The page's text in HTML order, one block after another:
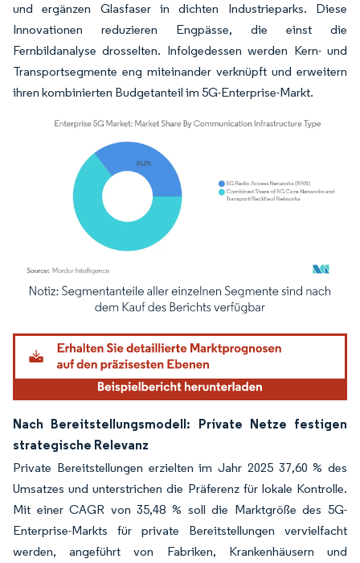
und ergänzen Glasfaser in dichten Industrieparks. Diese
Innovationen reduzieren Engpässe, die einst die
Fernbildanalyse drosselten. Infolgedessen werden Kern- und
Transportsegmente eng miteinander verknüpft und erweitern
ihren kombinierten Budgetanteil im 5G-Enterprise-Markt.
Bild © Mordor Intelligence. Wiederverwendung erfordert Namensnennung
Nach Bereitstellungsmodell: Private Netze festigen
strategische Relevanz
Private Bereitstellungen erzielten im Jahr 2025 37,60 % des
Umsatzes und unterstrichen die Präferenz für lokale Kontrolle.
Mit einer CAGR von 35,48 % soll die Marktgröße des 5G-
Enterprise-Markts für private Bereitstellungen vervielfacht
werden, angeführt von Fabriken, Krankenhäusern und